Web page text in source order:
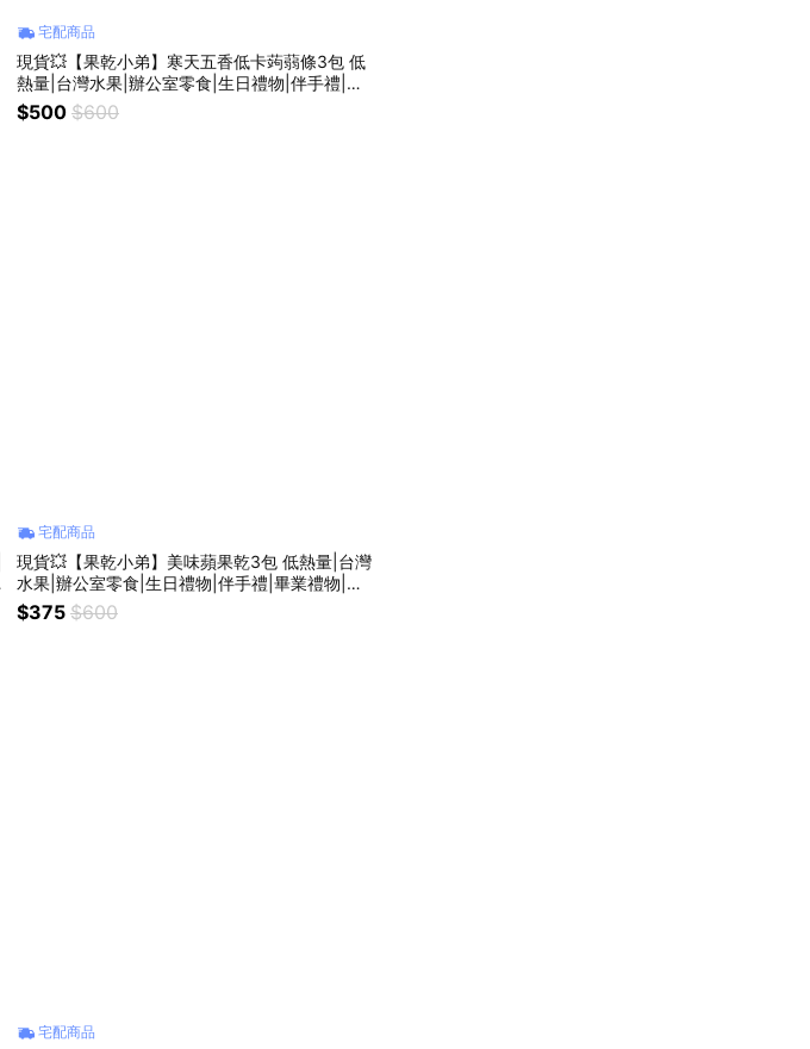
宅配商品
現貨💥【果乾小弟】寒天五香低卡蒟蒻條3包 低
熱量|台灣水果|辦公室零食|生日禮物|伴手禮|畢
業禮物|母親節
$500 $600
宅配商品
現貨💥【果乾小弟】美味蘋果乾3包 低熱量|台灣
水果|辦公室零食|生日禮物|伴手禮|畢業禮物|母
親節|台灣名產
$375 $600
宅配商品